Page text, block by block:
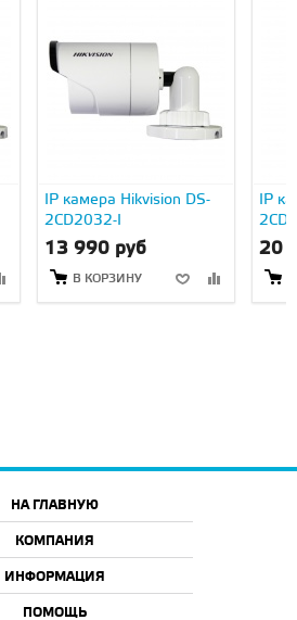
IP камера Hikvision DS-
2CD2032-I
13 990 руб
В КОРЗИНУ
IP
20
НА ГЛАВНУЮ
КОМПАНИЯ
ИНФОРМАЦИЯ
ПОМОЩЬ